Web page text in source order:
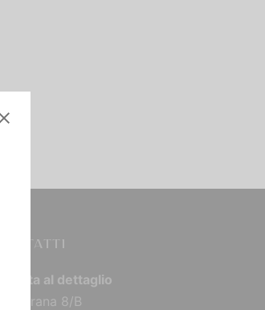
Vendita al dettaglio
Via Torana 8/B